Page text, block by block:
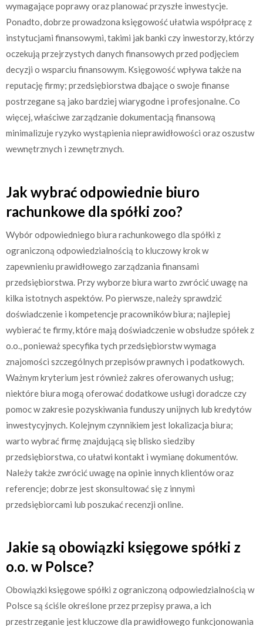
wymagające poprawy oraz planować przyszłe inwestycje.
Ponadto, dobrze prowadzona księgowość ułatwia współpracę z
instytucjami finansowymi, takimi jak banki czy inwestorzy, którzy
oczekują przejrzystych danych finansowych przed podjęciem
decyzji o wsparciu finansowym. Księgowość wpływa także na
reputację firmy; przedsiębiorstwa dbające o swoje finanse
postrzegane są jako bardziej wiarygodne i profesjonalne. Co
więcej, właściwe zarządzanie dokumentacją finansową
minimalizuje ryzyko wystąpienia nieprawidłowości oraz oszustw
wewnętrznych i zewnętrznych.
Jak wybrać odpowiednie biuro
rachunkowe dla spółki zoo?
Wybór odpowiedniego biura rachunkowego dla spółki z
ograniczoną odpowiedzialnością to kluczowy krok w
zapewnieniu prawidłowego zarządzania finansami
przedsiębiorstwa. Przy wyborze biura warto zwrócić uwagę na
kilka istotnych aspektów. Po pierwsze, należy sprawdzić
doświadczenie i kompetencje pracowników biura; najlepiej
wybierać te firmy, które mają doświadczenie w obsłudze spółek z
o.o., ponieważ specyfika tych przedsiębiorstw wymaga
znajomości szczególnych przepisów prawnych i podatkowych.
Ważnym kryterium jest również zakres oferowanych usług;
niektóre biura mogą oferować dodatkowe usługi doradcze czy
pomoc w zakresie pozyskiwania funduszy unijnych lub kredytów
inwestycyjnych. Kolejnym czynnikiem jest lokalizacja biura;
warto wybrać firmę znajdującą się blisko siedziby
przedsiębiorstwa, co ułatwi kontakt i wymianę dokumentów.
Należy także zwrócić uwagę na opinie innych klientów oraz
referencje; dobrze jest skonsultować się z innymi
przedsiębiorcami lub poszukać recenzji online.
Jakie są obowiązki księgowe spółki z
o.o. w Polsce?
Obowiązki księgowe spółki z ograniczoną odpowiedzialnością w
Polsce są ściśle określone przez przepisy prawa, a ich
przestrzeganie jest kluczowe dla prawidłowego funkcjonowania